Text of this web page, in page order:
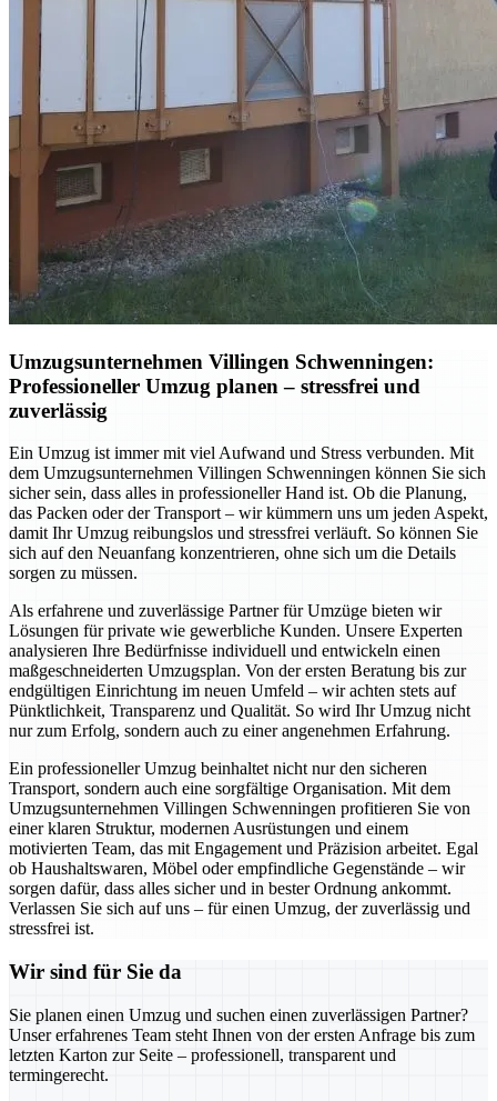
Umzugsunternehmen Villingen Schwenningen:
Professioneller Umzug planen – stressfrei und
zuverlässig
Ein Umzug ist immer mit viel Aufwand und Stress verbunden. Mit
dem Umzugsunternehmen Villingen Schwenningen können Sie sich
sicher sein, dass alles in professioneller Hand ist. Ob die Planung,
das Packen oder der Transport – wir kümmern uns um jeden Aspekt,
damit Ihr Umzug reibungslos und stressfrei verläuft. So können Sie
sich auf den Neuanfang konzentrieren, ohne sich um die Details
sorgen zu müssen.
Als erfahrene und zuverlässige Partner für Umzüge bieten wir
Lösungen für private wie gewerbliche Kunden. Unsere Experten
analysieren Ihre Bedürfnisse individuell und entwickeln einen
maßgeschneiderten Umzugsplan. Von der ersten Beratung bis zur
endgültigen Einrichtung im neuen Umfeld – wir achten stets auf
Pünktlichkeit, Transparenz und Qualität. So wird Ihr Umzug nicht
nur zum Erfolg, sondern auch zu einer angenehmen Erfahrung.
Ein professioneller Umzug beinhaltet nicht nur den sicheren
Transport, sondern auch eine sorgfältige Organisation. Mit dem
Umzugsunternehmen Villingen Schwenningen profitieren Sie von
einer klaren Struktur, modernen Ausrüstungen und einem
motivierten Team, das mit Engagement und Präzision arbeitet. Egal
ob Haushaltswaren, Möbel oder empfindliche Gegenstände – wir
sorgen dafür, dass alles sicher und in bester Ordnung ankommt.
Verlassen Sie sich auf uns – für einen Umzug, der zuverlässig und
stressfrei ist.
Wir sind für Sie da
Sie planen einen Umzug und suchen einen zuverlässigen Partner?
Unser erfahrenes Team steht Ihnen von der ersten Anfrage bis zum
letzten Karton zur Seite – professionell, transparent und
termingerecht.